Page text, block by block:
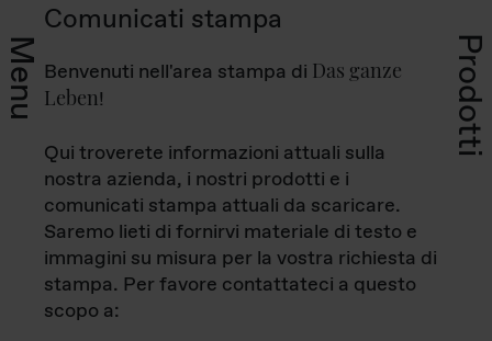
Menu Prodotti
Comunicati stampa
Benvenuti nell'area stampa di Das ganze
Leben!
Qui troverete informazioni attuali sulla
nostra azienda, i nostri prodotti e i
comunicati stampa attuali da scaricare.
Saremo lieti di fornirvi materiale di testo e
immagini su misura per la vostra richiesta di
stampa. Per favore contattateci a questo
scopo a: